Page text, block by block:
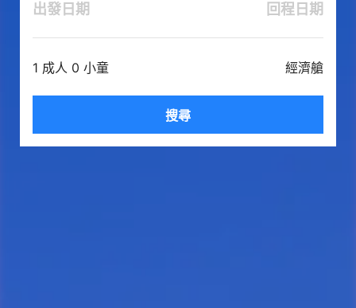
出發日期 回程日期
1 成人 0 小童 經濟艙
搜尋